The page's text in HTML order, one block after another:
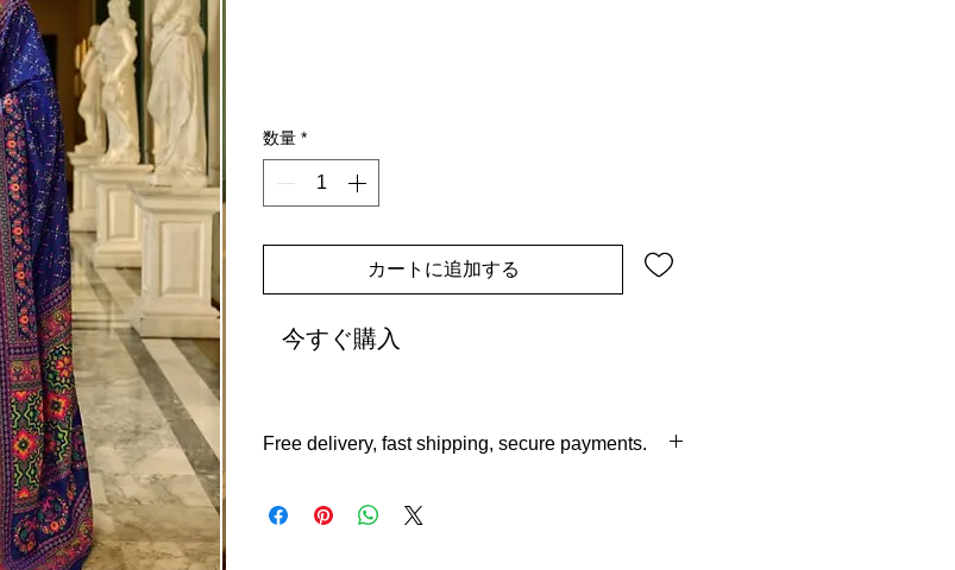
数量 *
カートに追加する
今すぐ購入
Free delivery, fast shipping, secure payments.
returns with in 14 days policy.shipping from